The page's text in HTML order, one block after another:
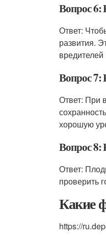
Вопрос 6:
Ответ:
развития.
Вопрос 7:
Ответ: При
хорошую
Вопрос 8:
Ответ:
проверить
Какие
https://